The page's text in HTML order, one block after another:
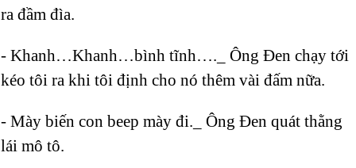
ra đầm đìa.
- Khanh…Khanh…bình tĩnh…._ Ông Đen chạy tới
kéo tôi ra khi tôi định cho nó thêm vài đấm nữa.
- Mày biến con beep mày đi._ Ông Đen quát thằng
lái mô tô.